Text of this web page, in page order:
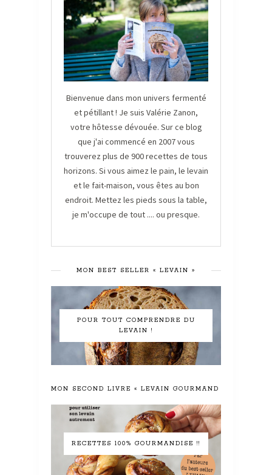
Bienvenue dans mon univers fermenté
et pétillant ! Je suis Valérie Zanon,
votre hôtesse dévouée. Sur ce blog
que j'ai commencé en 2007 vous
trouverez plus de 900 recettes de tous
horizons. Si vous aimez le pain, le levain
et le fait-maison, vous êtes au bon
endroit. Mettez les pieds sous la table,
je m'occupe de tout .... ou presque.
MON BEST SELLER « LEVAIN »
POUR TOUT COMPRENDRE DU
LEVAIN !
MON SECOND LIVRE « LEVAIN GOURMAND »
RECETTES 100% GOURMANDISE !!